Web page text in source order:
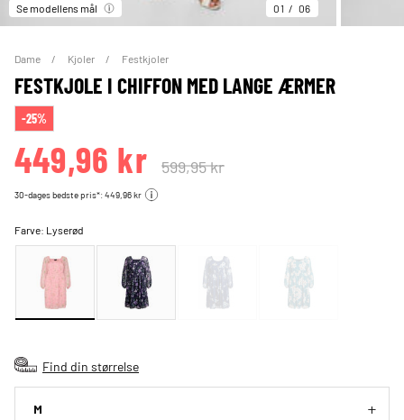
Se modellens mål 01 06
Dame Kjoler Festkjoler
FESTKJOLE I CHIFFON MED LANGE ÆRMER
-25%
449,96 kr 599,95 kr
30-dages bedste pris*: 449,96 kr
Farve: Lyserød
Find din størrelse
M